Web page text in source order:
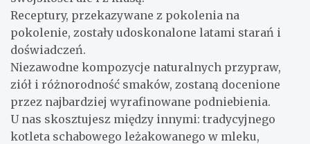
Receptury, przekazywane z pokolenia na
pokolenie, zostały udoskonalone latami starań i
doświadczeń.
Niezawodne kompozycje naturalnych przypraw,
ziół i różnorodność smaków, zostaną docenione
przez najbardziej wyrafinowane podniebienia.
U nas skosztujesz między innymi: tradycyjnego
kotleta schabowego leżakowanego w mleku,